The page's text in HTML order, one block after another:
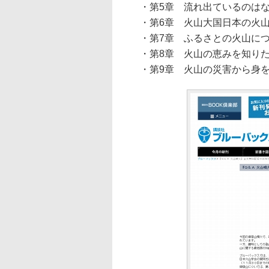
・第5章 流れ出ているのは
・第6章 火山大国日本の火
・第7章 ふるさとの火山に
・第8章 火山の恵みを知り
・第9章 火山の災害から身